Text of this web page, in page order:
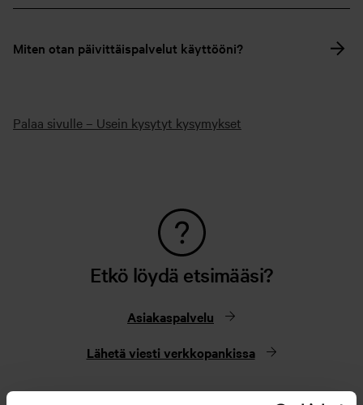
Miten otan päivittäispalvelut käyttööni?
Palaa sivulle – Usein kysytyt kysymykset
Etkö löydä etsimääsi?
Asiakaspalvelu
Lähetä viesti verkkopankissa